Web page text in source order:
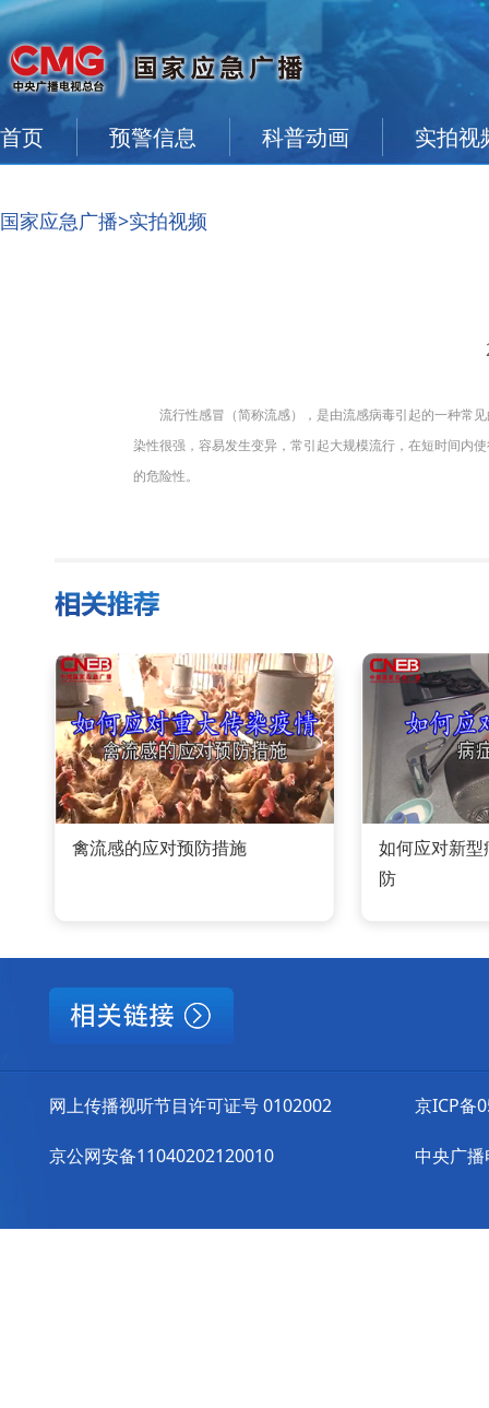
首页 预警信息 科普动画 实拍视
国家应急广播>实拍视频
流行性感冒（简称流感），是由流感病毒引起的一种常见
染性很强，容易发生变异，常引起大规模流行，在短时间内
的危险性。
禽流感的应对预防措施
如何应对新
防
网上传播视听节目许可证号 0102002
京公网安备11040202120010
京ICP备
中央广